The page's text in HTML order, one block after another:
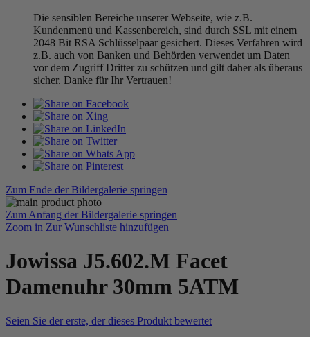
Die sensiblen Bereiche unserer Webseite, wie z.B.
Kundenmenü und Kassenbereich, sind durch SSL mit einem
2048 Bit RSA Schlüsselpaar gesichert. Dieses Verfahren wird
z.B. auch von Banken und Behörden verwendet um Daten
vor dem Zugriff Dritter zu schützen und gilt daher als überaus
sicher. Danke für Ihr Vertrauen!
Zum Ende der Bildergalerie springen
Zum Anfang der Bildergalerie springen
Zoom in Zur Wunschliste hinzufügen
Jowissa J5.602.M Facet
Damenuhr 30mm 5ATM
Seien Sie der erste, der dieses Produkt bewertet